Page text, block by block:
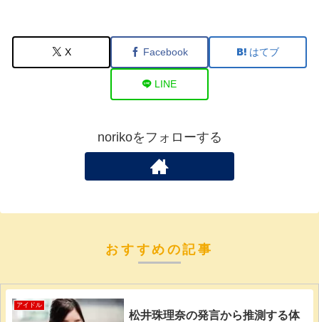
X Facebook はてブ
LINE
norikoをフォローする
おすすめの記事
アイドル
松井珠理奈の発言から推測する体